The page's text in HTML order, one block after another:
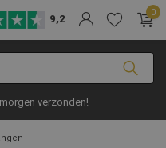
9,2
0
verzonden!